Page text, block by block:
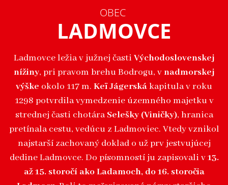
OBEC
LADMOVCE
Ladmovce ležia v južnej častiVýchodoslovenskej
nížiny, pri pravom brehu Bodrogu, v nadmorskej
výške okolo 117 m. Keï Jágerskákapitula v roku
1298 potvrdila vymedzenie územného majetku v
strednej časti chotáraSelešky (Viničky), hranica
pretínala cestu, vedúcu z Ladmoviec. Vtedy vznikol
najstarší zachovaný doklad o už prv jestvujúcej
dedine Ladmovce. Do písomností ju zapisovali v13.
až 15. storočí ako Ladamoch, do 16. storočia